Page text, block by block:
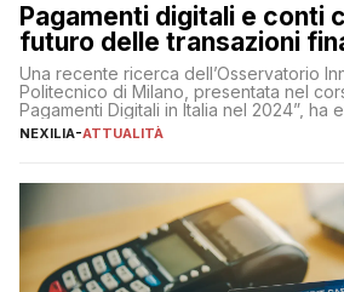
Pagamenti digitali e conti
futuro delle transazioni
Una recente ricerca dell’Osservatorio
Politecnico di Milano, presentata nel
Pagamenti Digitali in Italia nel 2024”, ha
definitivi del primo semestre 2024
NEXILIA-ATTUALITÀ